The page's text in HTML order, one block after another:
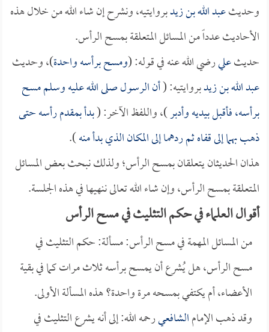
وحديثعبد الله بن زيدبروايتيه، ونشرح إن شاء الله من خلال هذه
الأحاديث عدداً من المسائل المتعلقة بمسح الرأس.
حديثعليرضي الله عنه في قوله: (ومسح برأسه واحدة)، وحديث
عبد الله بن زيدبروايتيه: (أن الرسول صلى الله عليه وسلم مسح
برأسه، فأقبل بيديه وأدبر)، واللفظ الآخر: (بدأ بمقدم رأسه حتى
ذهب بهما إلى قفاه ثم ردهما إلى المكان الذي بدأ منه).
هذان الحديثان يتعلقان بمسح الرأس؛ ولذلك نبحث بعض المسائل
المتعلقة بمسح الرأس، وإن شاء الله تعالى ننهيها في هذه الجلسة.
أقوال العلماء في حكم التثليث في مسح الرأس
من المسائل المهمة في مسح الرأس: مسألة: حكم التثليث في
مسح الرأس، هل يُشرع أن يمسح برأسه ثلاث مرات كما في بقية
الأعضاء، أم يكتفي بمسحه مرة واحدة؟ هذه المسألة الأولى.
وقد ذهب الإمامالشافعيرحمه الله: إلى أنه يشرع التثليث في